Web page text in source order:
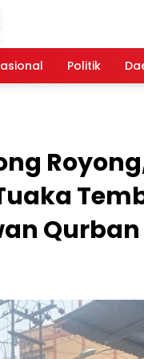
Politik
Qurban